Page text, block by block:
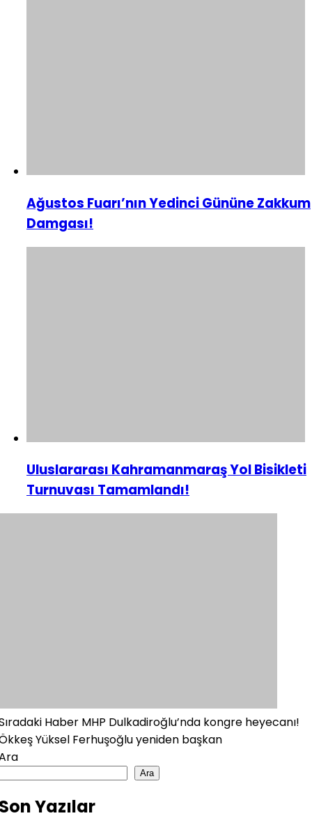
Ağustos Fuarı’nın Yedinci Gününe Zakkum
Damgası!
Uluslararası Kahramanmaraş Yol Bisikleti
Turnuvası Tamamlandı!
Haber MHP Dulkadiroğlu’nda kongre heyecanı!
Yüksel Ferhuşoğlu yeniden başkan
Ara
Yazılar